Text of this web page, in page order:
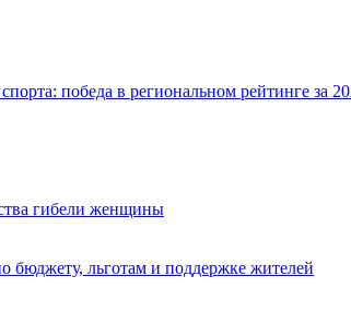
победа в региональном рейтинге за
гибели женщины
бюджету, льготам и поддержке жителей